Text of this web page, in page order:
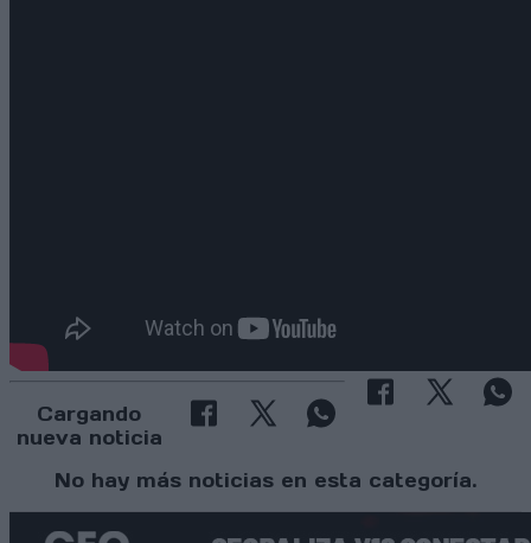
Cargando
nueva noticia
No hay más noticias en esta categoría.